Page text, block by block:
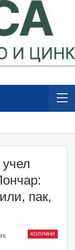
пак,
КОЛУМНИ